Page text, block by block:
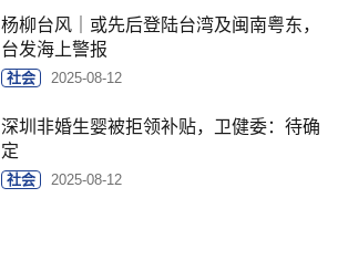
杨柳台风｜或先后登陆台湾及闽南粤东，
台发海上警报
社会 2025-08-12
深圳非婚生婴被拒领补贴，卫健委：待确
定
社会 2025-08-12